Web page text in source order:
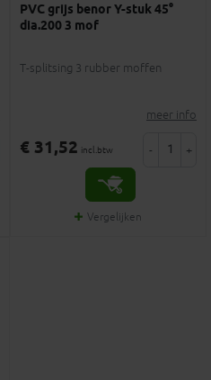
PVC grijs benor Y-stuk 45°
dia.200 3 mof
T-splitsing 3 rubber moffen
meer info
€ 31,52 incl.btw - +
Vergelijken